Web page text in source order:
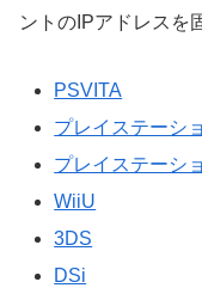
ントのIPアドレスを
PSVITA
プレイステーシ
プレイステーシ
WiiU
3DS
DSi